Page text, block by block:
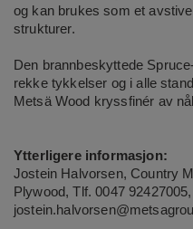
og kan brukes som et
strukturer.
Den brannbeskyttede
rekke tykkelser og i alle
Metsä Wood kryssfinér av
Ytterligere informasjon:
Jostein Halvorsen, Country
Plywood,Tlf. 0047 92427005,